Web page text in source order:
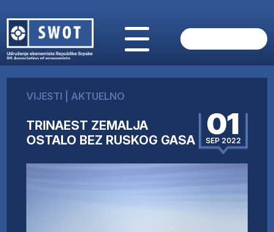
O NAMA
AKTUELNO
ANALIZE
FINANSIJE
VIJESTI AKTUELNO
TRINAEST ZEMALJA
OSTALO BEZ RUSKOG GASA
01
SEP 2022